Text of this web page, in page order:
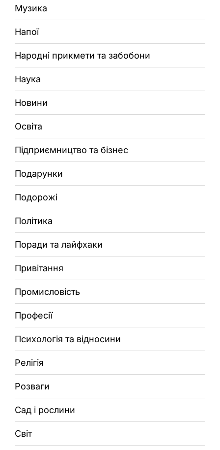
Музика
Напої
Народні прикмети та забобони
Наука
Новини
Освіта
Підприємництво та бізнес
Подарунки
Подорожі
Політика
Поради та лайфхаки
Привітання
Промисловість
Професії
Психологія та відносини
Релігія
Розваги
Сад і рослини
Світ